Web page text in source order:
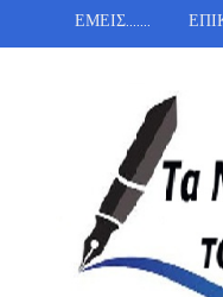
ΕΜΕΙΣ.......